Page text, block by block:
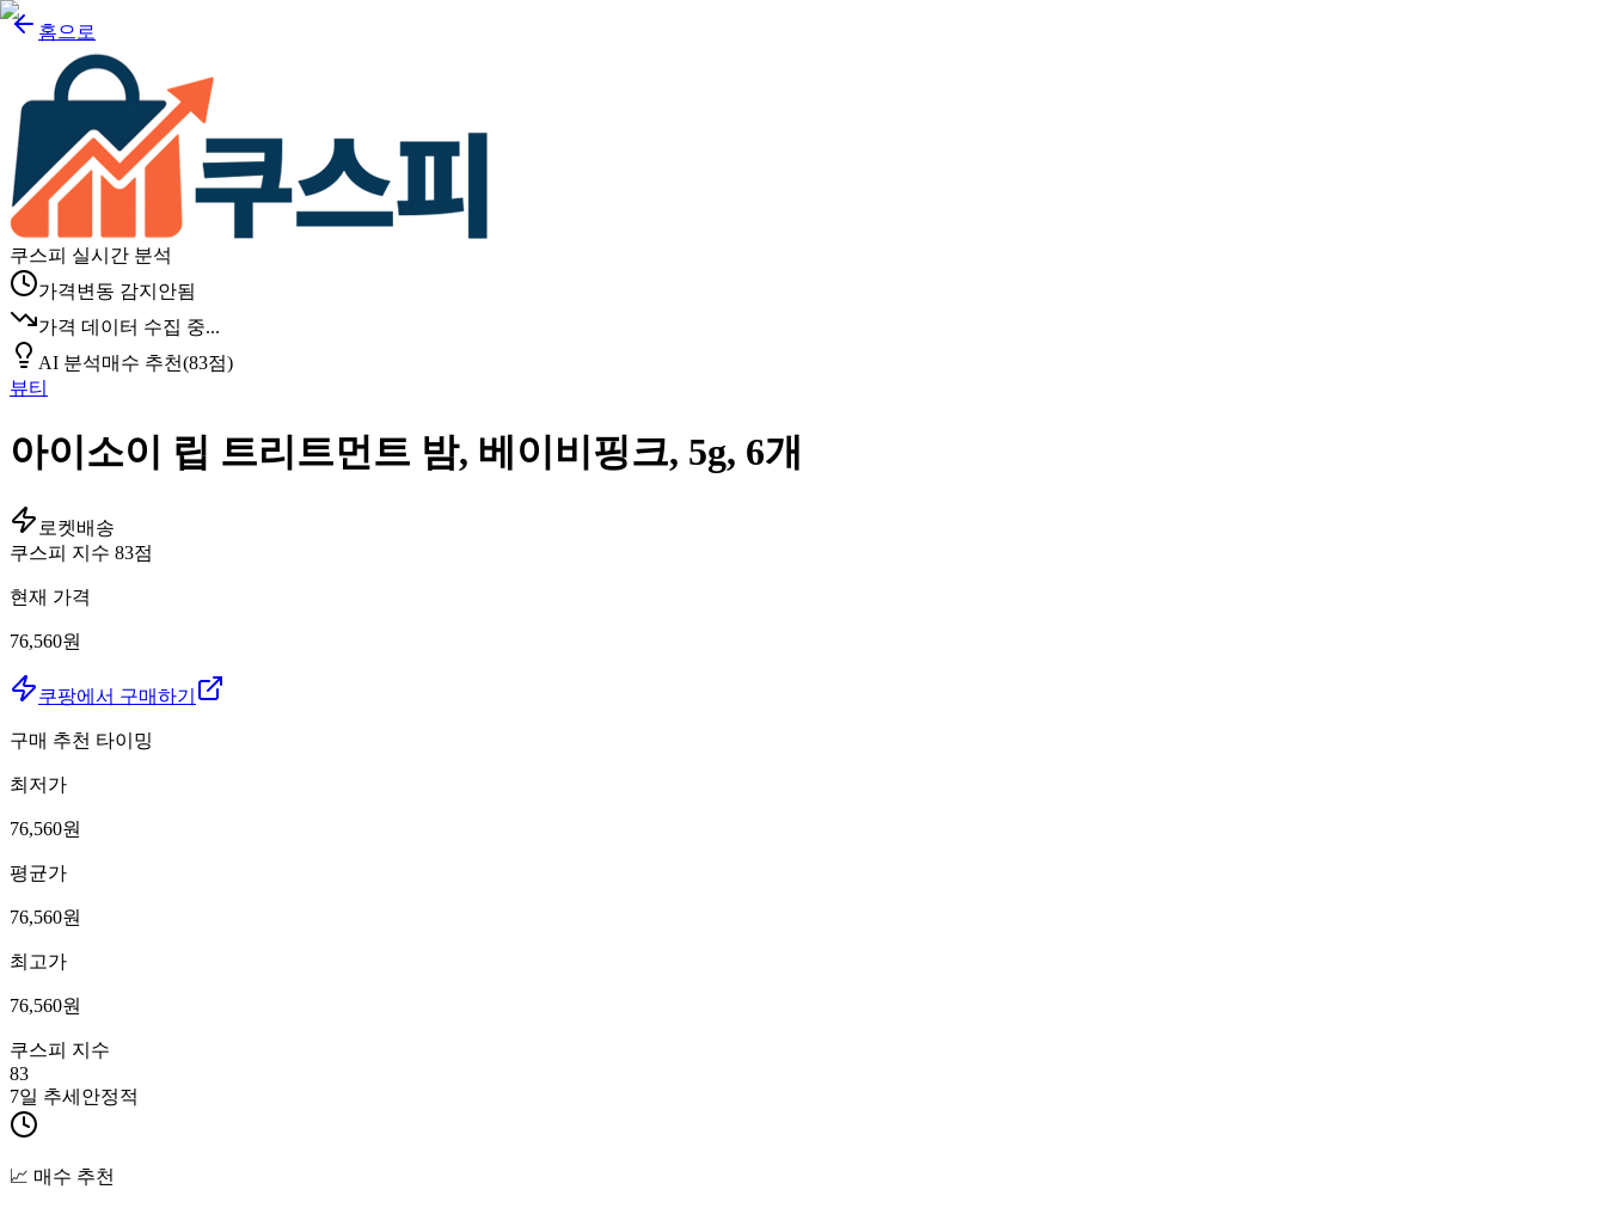
홈으로
쿠스피 실시간 분석
가격변동 감지안됨
가격 데이터 수집 중...
AI 분석매수 추천(83점)
뷰티
아이소이 립 트리트먼트 밤, 베이비핑크, 5g, 6개
로켓배송
쿠스피 지수 83점
현재 가격
76,560원
쿠팡에서 구매하기
구매 추천 타이밍
최저가
76,560원
평균가
76,560원
최고가
76,560원
쿠스피 지수
83
7일 추세 안정적
📈 매수 추천